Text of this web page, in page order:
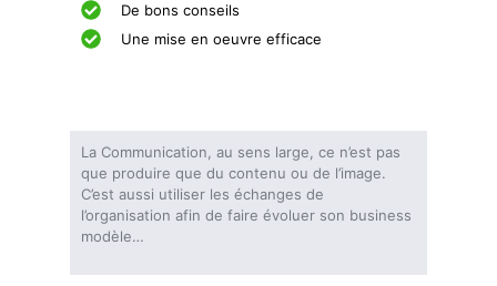
De bons conseils
Une mise en oeuvre efficace
La Communication, au sens large, ce n’est pas
que produire que du contenu ou de l’image.
C’est aussi utiliser les échanges de
l’organisation afin de faire évoluer son business
modèle…